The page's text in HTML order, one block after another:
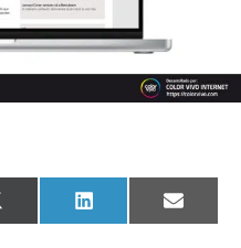
X
(Twitter)
LinkedIn Email